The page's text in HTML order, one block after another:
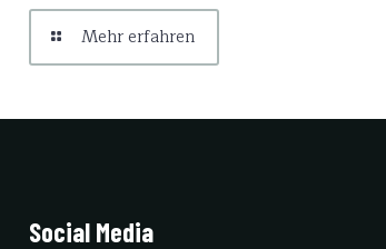
Mehr erfahren
Social Media